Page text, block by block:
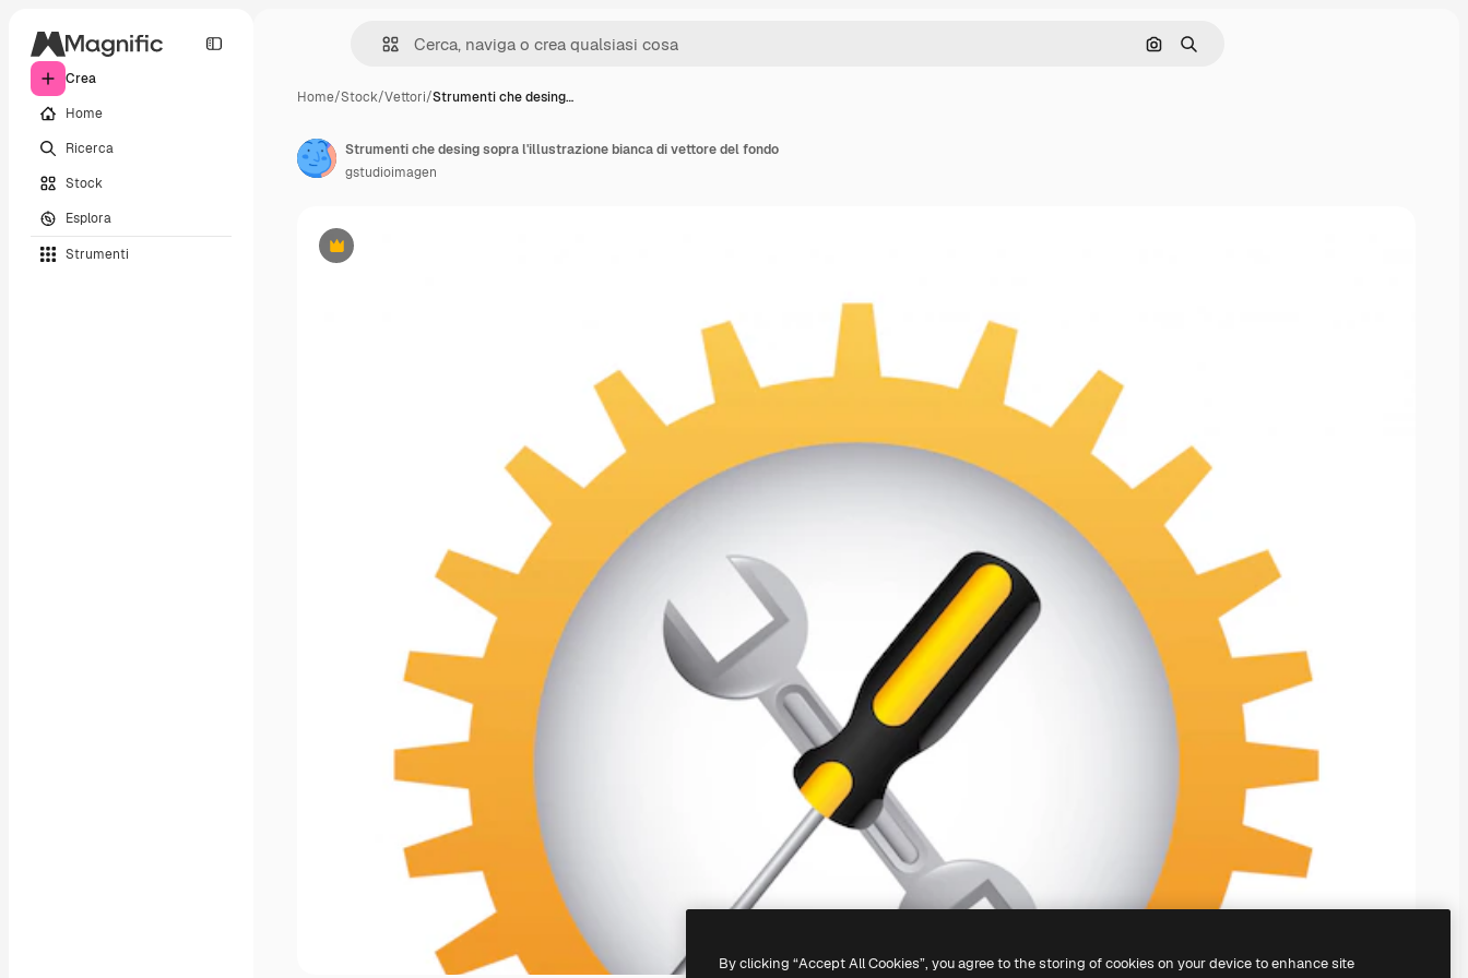
Crea
Home
Ricerca
Stock
Esplora
Strumenti
Cerca per immagine
Ricerca
Home/Stock/Vettori/Strumenti che desing…
Premium
Strumenti che desing sopra l'illustrazione bianca di vettore del fondo
gstudioimagen
By clicking “Accept All Cookies”, you agree to the storing of cookies on your device to enhance site